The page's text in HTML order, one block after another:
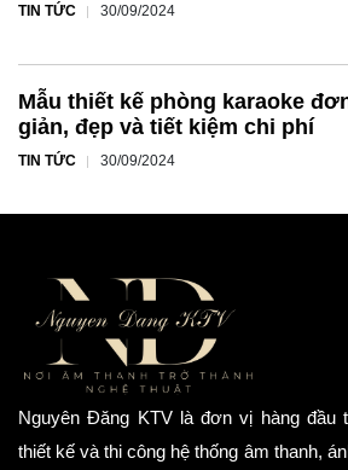
TIN TỨC 30/09/2024
Mẫu thiết kế phòng karaoke
giản, đẹp và tiết kiệm chi phí
TIN TỨC 30/09/2024
Nguyên Đăng KTV là đơn vị hàng đầu
thiết kế và thi công hệ thống âm thanh,